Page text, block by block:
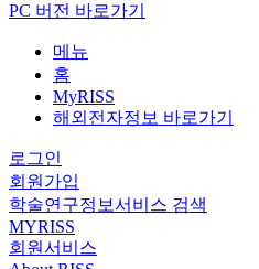
PC 버전 바로가기
메뉴
홈
MyRISS
해외전자정보 바로가기
로그인
회원가입
학술연구정보서비스 검색
MYRISS
회원서비스